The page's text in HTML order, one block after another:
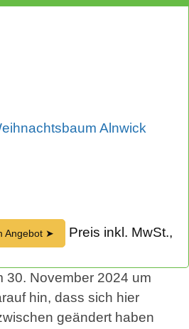
Alnwick
Angebot ➤
Preis inkl. MwSt.,
30. November 2024 um
hin, dass sich hier
geändert haben